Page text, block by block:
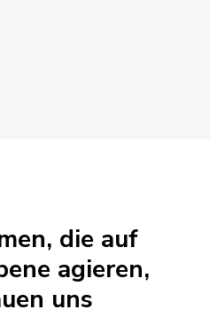
die auf
agieren,
uns